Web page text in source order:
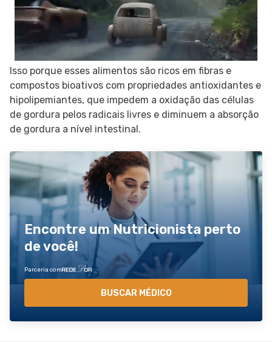
Isso porque esses alimentos são ricos em fibras e
compostos bioativos com propriedades antioxidantes e
hipolipemiantes, que impedem a oxidação das células
de gordura pelos radicais livres e diminuem a absorção
de gordura a nível intestinal.
Encontre um Nutricionista perto
de você!
Parceria com
BUSCAR MÉDICO